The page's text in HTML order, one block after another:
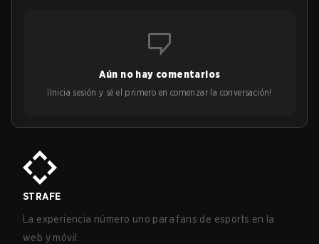
Aún no hay comentarios
¡Inicia sesión y sé el primero en comenzar la conversación!
STRAFE
La experiencia número uno para fans de esports en la
web y móvil.